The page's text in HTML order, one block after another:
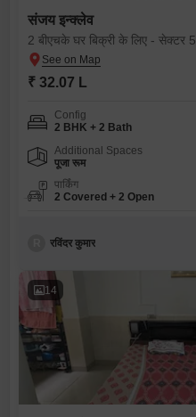
संजय इन्क्लेव
2 बीएचके घर बिक्री के लिए - सेक्टर
₹ 32.07 L
Config
2 BHK + 2 Bath
Additional Spaces
पूजा रूम
पार्किंग
2 Covered + 2 Open
रविंदर कुमार
14